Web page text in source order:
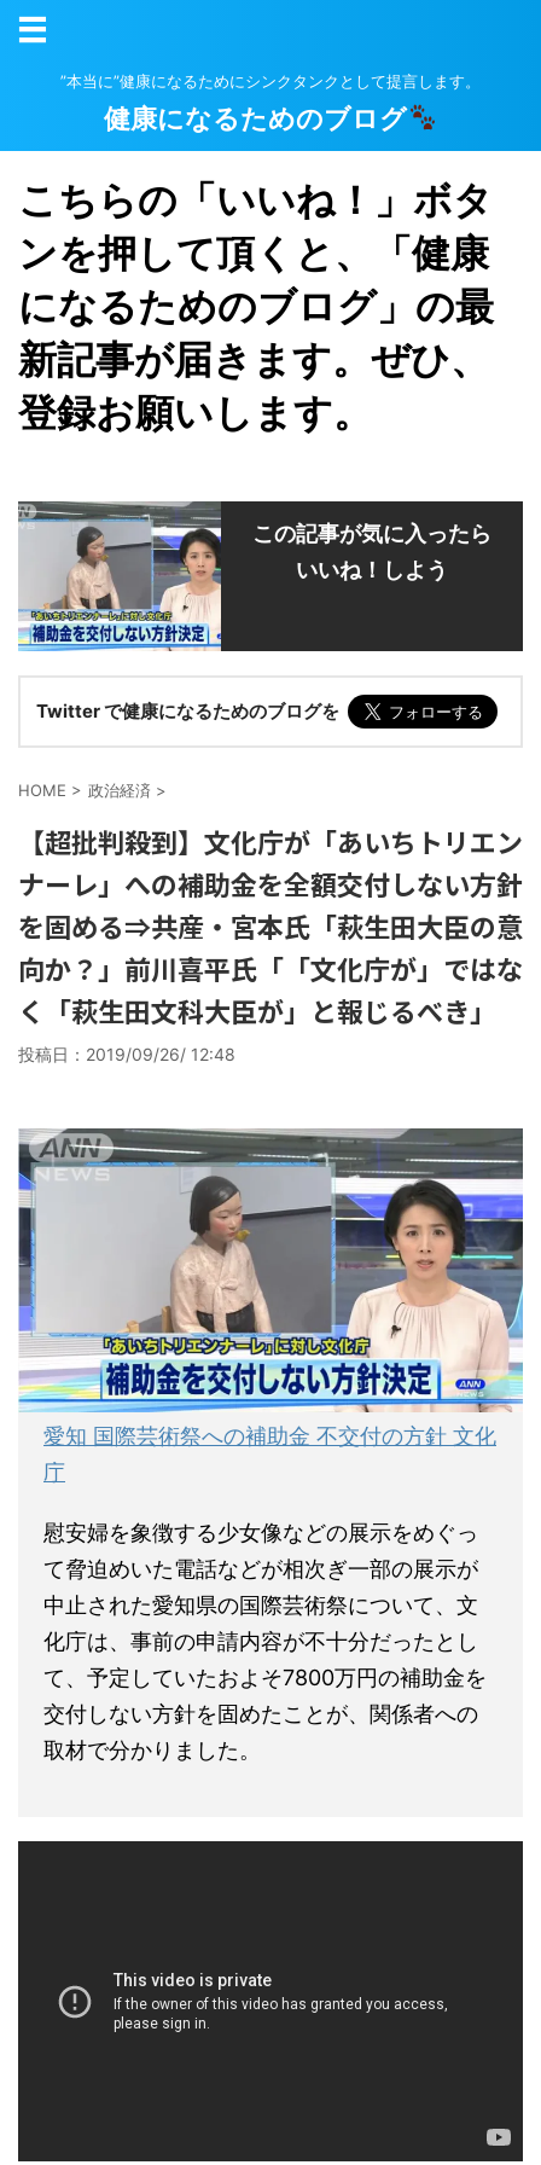
”本当に”健康になるためにシンクタンクとして提言します。
健康になるためのブログ
こちらの「いいね！」ボタ
ンを押して頂くと、「健康
になるためのブログ」の最
新記事が届きます。ぜひ、
登録お願いします。
この記事が気に入ったら
いいね！しよう
Twitter で健康になるためのブログを
HOME > 政治経済 >
【超批判殺到】文化庁が「あいちトリエン
ナーレ」への補助金を全額交付しない方針
を固める⇒共産・宮本氏「萩生田大臣の意
向か？」前川喜平氏「「文化庁が」ではな
く「萩生田文科大臣が」と報じるべき」
投稿日： 2019/09/26/ 12:48
愛知 国際芸術祭への補助金 不交付の方針 文化
庁
慰安婦を象徴する少女像などの展示をめぐっ
て脅迫めいた電話などが相次ぎ一部の展示が
中止された愛知県の国際芸術祭について、文
化庁は、事前の申請内容が不十分だったとし
て、予定していたおよそ7800万円の補助金を
交付しない方針を固めたことが、関係者への
取材で分かりました。